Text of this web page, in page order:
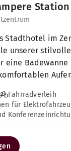
Station
Stadthotel im
unserer
eine Badewanne
Fahrradverleih
für